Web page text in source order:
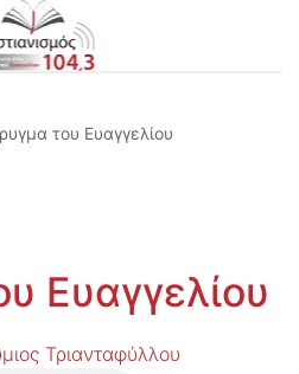
του Ευαγγελίου
Ευαγγελίου
Τριανταφύλλου